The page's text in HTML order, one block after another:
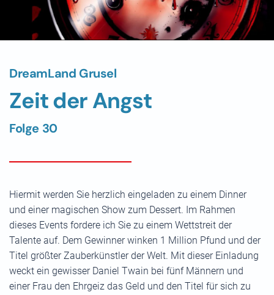
DreamLand Grusel
Zeit der Angst
Folge 30
Hiermit werden Sie herzlich eingeladen zu einem Dinner
und einer magischen Show zum Dessert. Im Rahmen
dieses Events fordere ich Sie zu einem Wettstreit der
Talente auf. Dem Gewinner winken 1 Million Pfund und der
Titel größter Zauberkünstler der Welt. Mit dieser Einladung
weckt ein gewisser Daniel Twain bei fünf Männern und
einer Frau den Ehrgeiz das Geld und den Titel für sich zu